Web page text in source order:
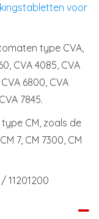
voor
type CVA,
CVA 4085, CVA
6800, CVA
7845.
CM, zoals de
7, CM 7300, CM
11201200